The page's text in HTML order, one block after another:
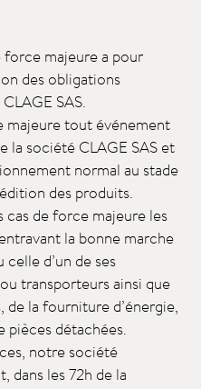
force majeure a pour
des obligations
SAS.
majeure tout événement
la société CLAGE SAS et
normal au stade
des produits.
de force majeure les
la bonne marche
d’un de ses
transporteurs ainsi que
la fourniture d’énergie,
pièces détachées.
notre société
dans les 72h de la